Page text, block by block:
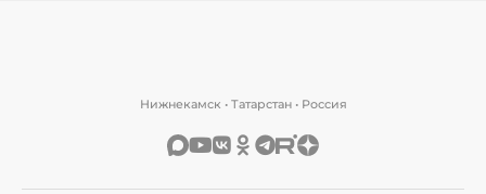
Нижнекамск • Татарстан • Россия